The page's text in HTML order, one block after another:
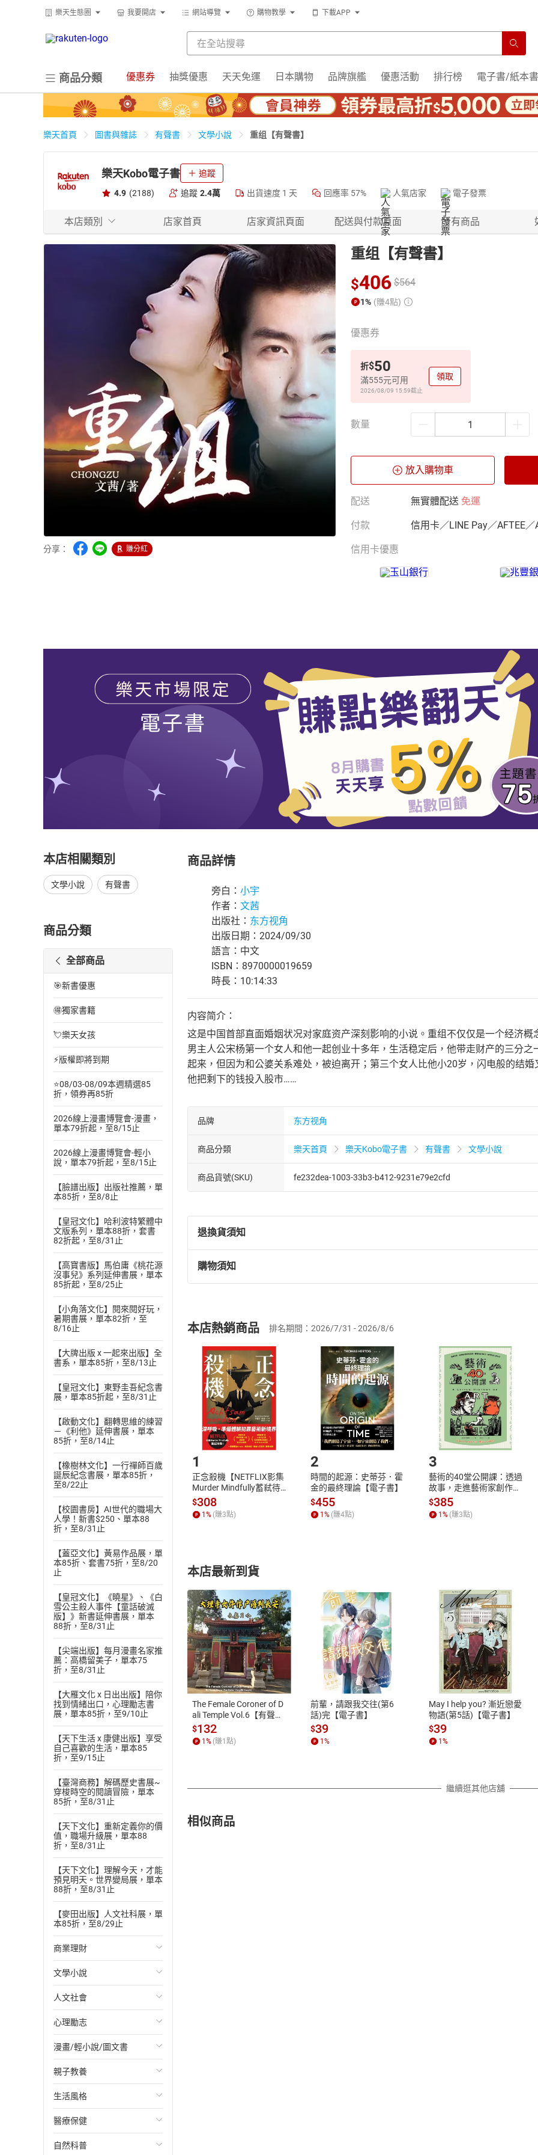
樂天生態圈 我要開店 網站導覽 購物教學 下載APP
商品分類 優惠券 抽獎優惠 天天免運 日本購物 品牌旗艦 優惠活動 排行榜 電子書/紙本書
樂天首頁 圖書與雜誌 有聲書 文學小說 重组【有聲書】
樂天Kobo電子書 追蹤
4.9 (2188) 追蹤 2.4萬 出貨速度 1 天 回應率 57% 人氣店家 電子發票
本店類別 店家首頁 店家資訊頁面 配送與付款頁面 所有商品
分享： 賺分紅
重组【有聲書】
$406 $564
1% (賺4點)
優惠券
折$50
滿555元可用
2026/08/09 15:59截止
領取
數量
放入購物車
配送 無實體配送 免運
付款 信用卡／LINE Pay／AFTEE／
信用卡優惠
本店相關類別
文學小說 有聲書
商品分類
全部商品
🎯新書優惠
🉐獨家書籍
💘樂天女孩
⚡版權即將到期
⭐08/03-08/09本週精選85
折，領券再85折
2026線上漫畫博覽會-漫畫，
單本79折起，至8/15止
2026線上漫畫博覽會-輕小
說，單本79折起，至8/15止
【臉譜出版】出版社推薦，單
本85折，至8/8止
【皇冠文化】哈利波特繁體中
文版系列，單本88折，套書
82折起，至8/31止
【高寶書版】馬伯庸《桃花源
沒事兒》系列延伸書展，單本
85折起，至8/25止
【小角落文化】閱來閱好玩，
暑期書展，單本82折，至
8/16止
【大牌出版 x 一起來出版】全
書系，單本85折，至8/13止
【皇冠文化】東野圭吾紀念書
展，單本85折起，至8/31止
【啟動文化】翻轉思維的練習
－《利他》延伸書展，單本
85折，至8/14止
【橡樹林文化】一行禪師百歲
誕辰紀念書展，單本85折，
至8/22止
【校園書房】AI世代的職場大
人學！新書$250、單本88
折，至8/31止
【蓋亞文化】黃易作品展，單
本85折、套書75折，至8/20
止
【皇冠文化】《曉星》、《白
雪公主殺人事件【童話破滅
版】》新書延伸書展，單本
88折，至8/31止
【尖端出版】每月漫畫名家推
薦：高橋留美子，單本75
折，至8/31止
【大雁文化 x 日出出版】陪你
找到情緒出口，心理勵志書
展，單本85折，至9/10止
【天下生活 x 康健出版】享受
自己喜歡的生活，單本85
折，至9/15止
【臺灣商務】解碼歷史書展~
穿梭時空的閱讀冒險，單本
85折，至8/31止
【天下文化】重新定義你的價
值，職場升級展，單本88
折，至8/31止
【天下文化】理解今天，才能
預見明天。世界變局展，單本
88折，至8/31止
【麥田出版】人文社科展，單
本85折，至8/29止
商業理財
投資理財
經濟/趨勢
財務/金融
管理/領導
職場工作術
成功法
行銷/廣告
傳記
文學小說
歐美文學
日本文學
韓國文學
華文文學
經典文學
成長/家庭生活小說
懸疑/推理小說
人文社會
國際關係
政治
社會科學
台灣/中國歷史
日/韓歷史
其他歷史/史學
心理勵志
心靈成長/情緒
人際關係
兩性關係
心理學
漫畫/輕小說/圖文書
輕小說
奇幻/科幻
愛情故事
職場/社會寫實
親子教養
教育現場
兒童文學/故事
兒童科普/學習
生活風格
飲食/食譜
健身/美顏
醫療保健
健康/養生
自然科普
商品詳情
旁白： 小宇
作者： 文茜
出版社： 东方视角
出版日期：2024/09/30
語言：中文
ISBN：8970000019659
時長：10:14:33
内容简介：
这是中国首部直面婚姻状况对家庭资产深刻影响的小说。重组不仅仅是一个经济概
男主人公宋杨第一个女人和他一起创业十多年，生活稳定后，他带走财产的三分
起来，但因为和公婆关系难处，被迫离开；第三个女人比他小20岁，闪电般的结
他把剩下的钱投入股市……
品牌 东方视角
商品分類 樂天首頁 樂天Kobo電子書 有聲書 文學小說
商品貨號(SKU) fe232dea-1003-33b3-b412-9231e79e2cfd
退換貨須知
退換貨規定：
(一)依消費者保護法第19條第1項後段暨通訊交易解除權合理例外情事適用
(二)消費者訂購本店鋪之商品即代表知悉本店鋪所銷售之商品為電子書，
且已下載/存取電子書，不得請求退貨退款。
退貨方式：您欲取消訂單或辦理退貨時，請登入樂天市場，並於「我的訂單
貨」，本店鋪將依您的申請進行審核，待審核通過後將為您辦理退款事宜。
請注意，樂天市場須以整筆訂單為單位進行取消/退貨，恕無法以單支商品取
購物須知
挑選商品
Choose
放入購物車
Shopping cart
登入帳號
Login
購書後，如何開始使用？
Step1.選擇閱讀載具 Step2.登入
付款方式
ATM轉帳、信用卡、LINE PAY、AFTEE
退換貨規範
本店是否提供消費者保護法七日猶
之權利，遽消費者保護法及通訊交
除權合理例外情事適用準則，依商
質各有不同規定。詳細退換貨說明
照各商品說明。
本店熱銷商品 排名期間：2026/7/31 - 2026/8/6
1
正念殺機【NETFLIX影集
Murder Mindfully蓄弒待
發】【電子書】
$308
1% (賺3點)
2
時間的起源：史蒂芬．霍
金的最終理論【電子書】
$455
1% (賺4點)
3
藝術的40堂公開課：透過
故事，走進藝術家創作現
場，看藝術如何誕生、如
何形塑人類生活【電子
書】
$385
1% (賺3點)
本店最新到貨
The Female Coroner of D
ali Temple Vol.6【有聲
書】
$132
1 % (賺1 點)
前輩，請跟我交往(第6
話)完【電子書】
$39
1 %
May I help you? 漸近戀愛
物語(第5話)【電子書】
$39
1 %
繼續逛其他店舖
相似商品